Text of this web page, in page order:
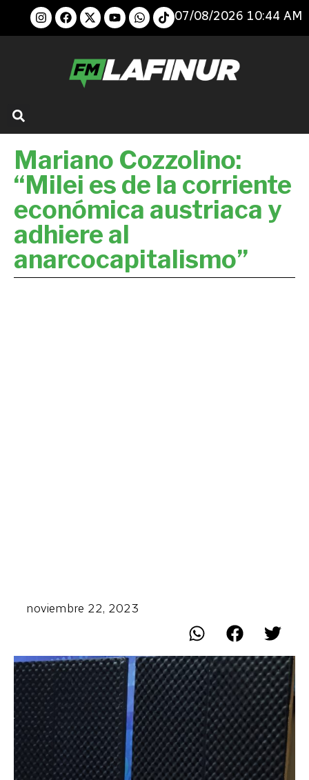
07/08/2026 10:44 AM
Mariano Cozzolino:
“Milei es de la corriente
económica austriaca y
adhiere al
anarcocapitalismo”
noviembre 22, 2023